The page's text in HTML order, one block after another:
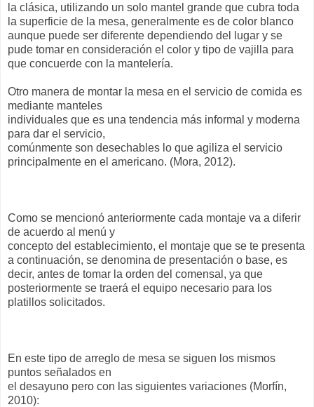
la clásica, utilizando un solo mantel grande que cubra toda
la superficie de la mesa, generalmente es de color blanco
aunque puede ser diferente dependiendo del lugar y se
pude tomar en consideración el color y tipo de vajilla para
que concuerde con la mantelería.
Otro manera de montar la mesa en el servicio de comida es
mediante manteles
individuales que es una tendencia más informal y moderna
para dar el servicio,
comúnmente son desechables lo que agiliza el servicio
principalmente en el americano. (Mora, 2012).
Como se mencionó anteriormente cada montaje va a diferir
de acuerdo al menú y
concepto del establecimiento, el montaje que se te presenta
a continuación, se denomina de presentación o base, es
decir, antes de tomar la orden del comensal, ya que
posteriormente se traerá el equipo necesario para los
platillos solicitados.
En este tipo de arreglo de mesa se siguen los mismos
puntos señalados en
el desayuno pero con las siguientes variaciones (Morfín,
2010):